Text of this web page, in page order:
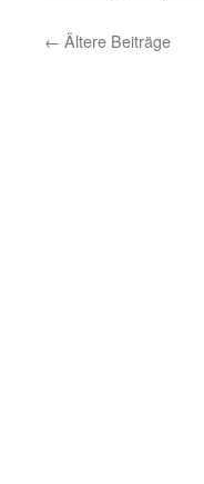
← Ältere Beiträge